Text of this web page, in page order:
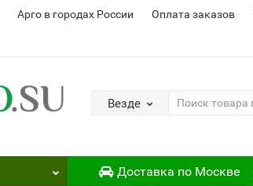
Арго в городах России Оплата заказов
Везде
Доставка по Москве